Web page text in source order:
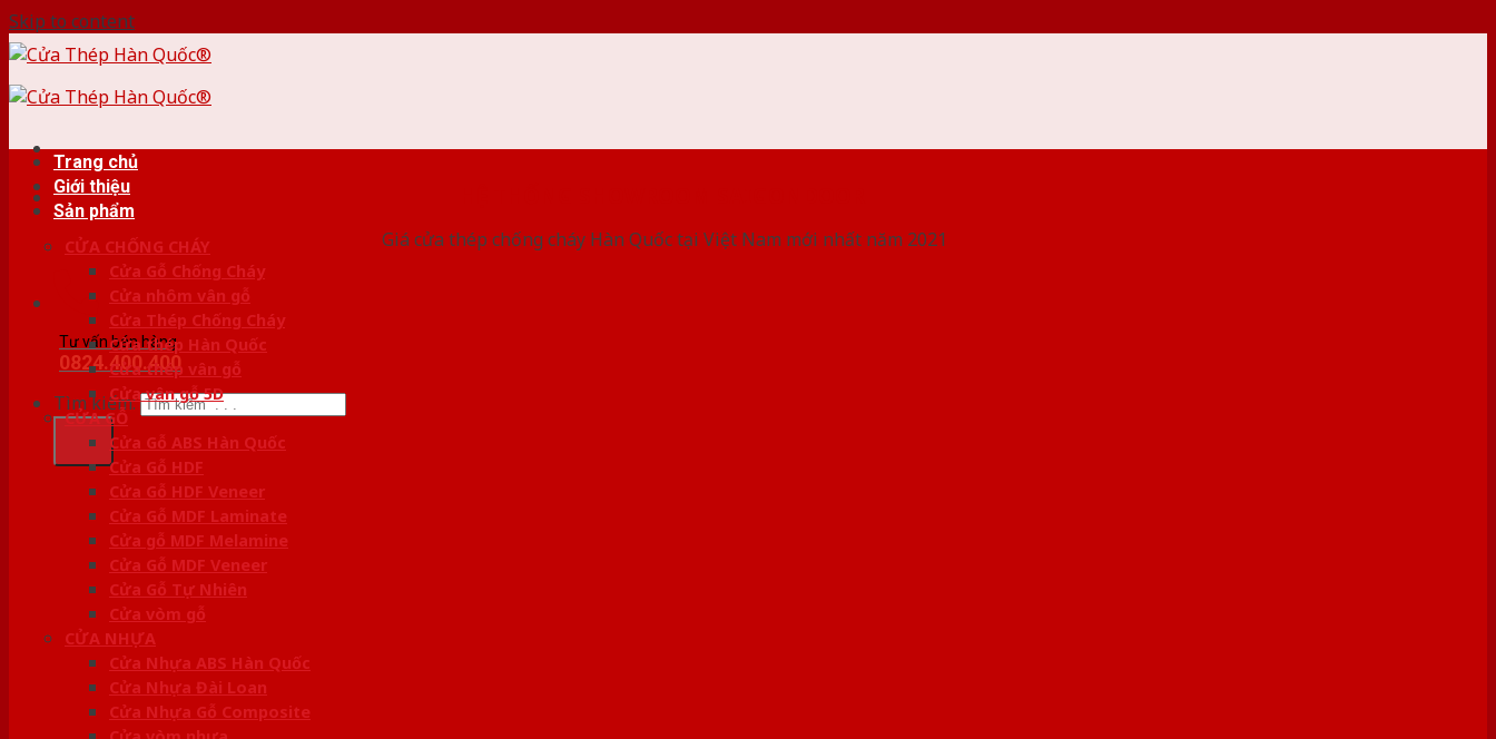
Skip to content
Giá cửa thép chống cháy Hàn Quốc tại Việt Nam mới nhất năm 2021
Tư vấn bán hàng
0824.400.400
Tìm kiếm:
Trang chủ
Giới thiệu
Sản phẩm
CỬA CHỐNG CHÁY
Cửa Gỗ Chống Cháy
Cửa nhôm vân gỗ
Cửa Thép Chống Cháy
Cửa thép Hàn Quốc
Cửa thép vân gỗ
Cửa vân gỗ 5D
CỬA GỖ
Cửa Gỗ ABS Hàn Quốc
Cửa Gỗ HDF
Cửa Gỗ HDF Veneer
Cửa Gỗ MDF Laminate
Cửa gỗ MDF Melamine
Cửa Gỗ MDF Veneer
Cửa Gỗ Tự Nhiên
Cửa vòm gỗ
CỬA NHỰA
Cửa Nhựa ABS Hàn Quốc
Cửa Nhựa Đài Loan
Cửa Nhựa Gỗ Composite